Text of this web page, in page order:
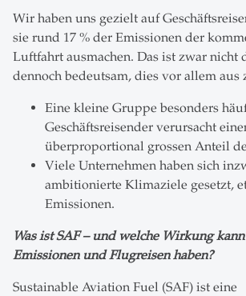
Wir haben uns gezielt auf
sie rund 17 % der Emissionen der
Luftfahrt ausmachen. Das ist zwar nicht
dennoch bedeutsam, dies vor allem aus
Eine kleine Gruppe besonders
Geschäftsreisender verursacht
überproportional grossen Anteil
Viele Unternehmen haben sich
ambitionierte Klimaziele gesetzt,
Emissionen.
Was ist SAF – und welche Wirkung
Emissionen und Flugreisen haben?
Sustainable Aviation Fuel (SAF) ist eine